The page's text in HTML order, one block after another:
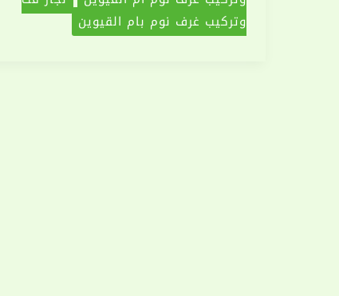
وتركيب غرف نوم بام القيوين